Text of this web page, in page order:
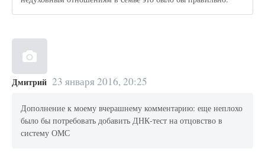
Дмитрий 23 января 2016, 20:25
Дополнение к моему вчерашнему комментарию: еще неплохо
было бы потребовать добавить ДНК-тест на отцовство в
систему ОМС